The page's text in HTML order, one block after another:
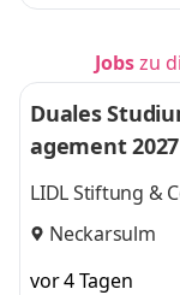
Jobszu
Duales
agement 2027
LIDL Stiftung &
Neckarsulm
vor 4 Tagen